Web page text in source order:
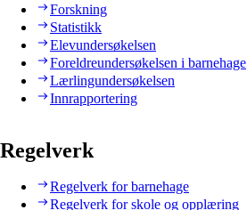
Forskning
Statistikk
Elevundersøkelsen
Foreldreundersøkelsen i barnehage
Lærlingundersøkelsen
Innrapportering
Regelverk
Regelverk for barnehage
Regelverk for skole og opplæring